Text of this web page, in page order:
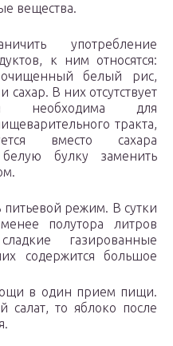
вещества.
употребление
к ним относятся:
очищенный белый рис,
В них отсутствует
необходима для
тракта,
вместо сахара
булку заменить
режим. В сутки
полутора литров
газированные
содержится большое
в один прием пищи.
то яблоко после